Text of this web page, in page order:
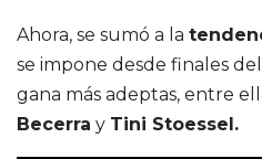
Ahora, se sumó a la
se impone desde finales
gana más adeptas, entre
Becerra y Tini Stoessel.